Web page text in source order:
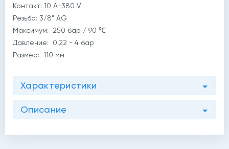
Контакт: 10 A-380 V
Резьба: 3/8" AG
Максимум: 250 бар / 90 ℃
Давление: 0,22 - 4 бар
Размер: 110 мм
Характеристики
Описание